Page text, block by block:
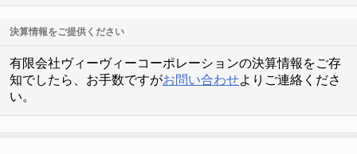
決算情報をご提供ください
有限会社ヴィーヴィーコーポレーションの決算情報をご存
知でしたら、お手数ですがお問い合わせよりご連絡くださ
い。